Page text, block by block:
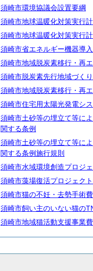
須崎市環境協議会設置要綱
須崎市地球温暖化対策実行
須崎市地球温暖化対策実行
須崎市省エネルギー機器導
須崎市地域脱炭素移行・再
須崎市脱炭素先行地域づく
須崎市地域脱炭素移行・再
須崎市住宅用太陽光発電シ
須崎市土砂等の埋立て等に
関する条例
須崎市土砂等の埋立て等に
関する条例施行規則
須崎市水域環境創造プロジ
須崎市藻場復活プロジェク
須崎市猫の不妊・去勢手術
須崎市飼い主のいない猫の
須崎市地域猫活動支援事業